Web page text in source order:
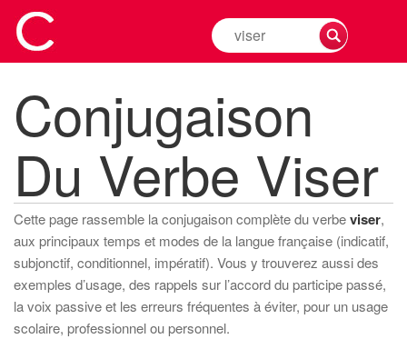
Rechercher
la
d'un
verbe
Conjugaison
Du Verbe Viser
Cette page rassemble la conjugaison complète du verbeviser,
aux principaux temps et modes de la langue française (indicatif,
subjonctif, conditionnel, impératif). Vous y trouverez aussi des
exemples d’usage, des rappels sur l’accord du participe passé,
la voix passive et les erreurs fréquentes à éviter, pour un usage
scolaire, professionnel ou personnel.